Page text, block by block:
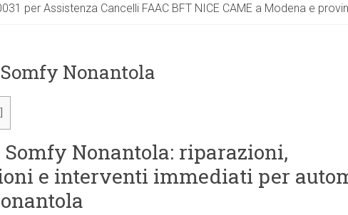
per Assistenza Cancelli FAAC BFT NICE CAME a Modena e
Nonantola
Somfy Nonantola: riparazioni,
e interventi immediati per